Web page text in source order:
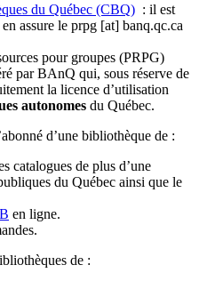
du Québec (CBQ) : il est
assure le prpg [at] banq.qc.ca
pour groupes (PRPG)
par BAnQ qui, sous réserve de
la licence d’utilisation
autonomes du Québec.
d’une bibliothèque de :
catalogues de plus d’une
du Québec ainsi que le
en ligne.
de :